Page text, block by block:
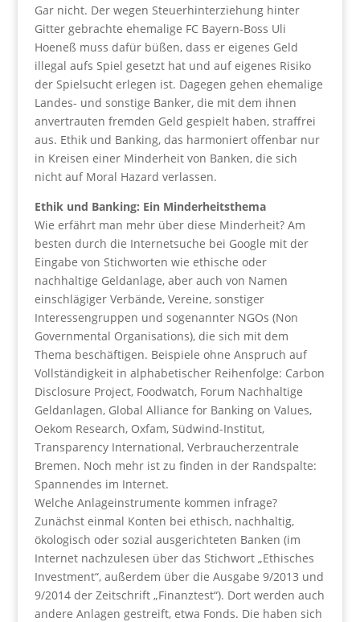
Gar nicht. Der wegen Steuerhinterziehung hinter
Gitter gebrachte ehemalige FC Bayern-Boss Uli
Hoeneß muss dafür büßen, dass er eigenes Geld
illegal aufs Spiel gesetzt hat und auf eigenes Risiko
der Spielsucht erlegen ist. Dagegen gehen ehemalige
Landes- und sonstige Banker, die mit dem ihnen
anvertrauten fremden Geld gespielt haben, straffrei
aus. Ethik und Banking, das harmoniert offenbar nur
in Kreisen einer Minderheit von Banken, die sich
nicht auf Moral Hazard verlassen.
Ethik und Banking: Ein Minderheitsthema
Wie erfährt man mehr über diese Minderheit? Am
besten durch die Internetsuche bei Google mit der
Eingabe von Stichworten wie ethische oder
nachhaltige Geldanlage, aber auch von Namen
einschlägiger Verbände, Vereine, sonstiger
Interessengruppen und sogenannter NGOs (Non
Governmental Organisations), die sich mit dem
Thema beschäftigen. Beispiele ohne Anspruch auf
Vollständigkeit in alphabetischer Reihenfolge: Carbon
Disclosure Project, Foodwatch, Forum Nachhaltige
Geldanlagen, Global Alliance for Banking on Values,
Oekom Research, Oxfam, Südwind-Institut,
Transparency International, Verbraucherzentrale
Bremen. Noch mehr ist zu finden in der Randspalte:
Spannendes im Internet.
Welche Anlageinstrumente kommen infrage?
Zunächst einmal Konten bei ethisch, nachhaltig,
ökologisch oder sozial ausgerichteten Banken (im
Internet nachzulesen über das Stichwort „Ethisches
Investment“, außerdem über die Ausgabe 9/2013 und
9/2014 der Zeitschrift „Finanztest“). Dort werden auch
andere Anlagen gestreift, etwa Fonds. Die haben sich